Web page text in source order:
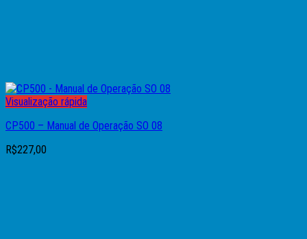
Visualização rápida
CP500 – Manual de Operação SO 08
R$227,00